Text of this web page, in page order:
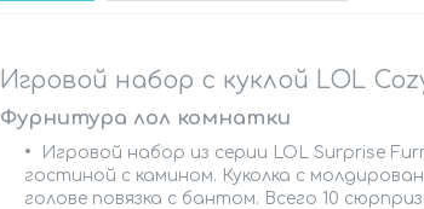
Игровой набор с куклой LOL
Фурнитура лол комнатки
Игровой набор из серии LOL Surprise
гостиной с камином. Куколка с
голове повязка с бантом. Всего 10